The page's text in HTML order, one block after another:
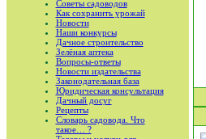
Советы садоводов
Как сохранить урожай
Новости
Наши конкурсы
Дачное строительство
Зелёная аптека
Вопросы-ответы
Новости издательства
Законодательная база
Юридическая консультация
Дачный досуг
Рецепты
Словарь садовода. Что
такое… ?